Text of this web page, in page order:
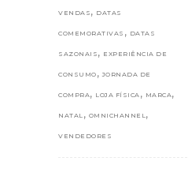
VENDAS , DATAS
COMEMORATIVAS , DATAS
SAZONAIS , EXPERIÊNCIA DE
CONSUMO , JORNADA DE
COMPRA, LOJA FÍSICA , MARCA,
NATAL , OMNICHANNEL,
VENDEDORES